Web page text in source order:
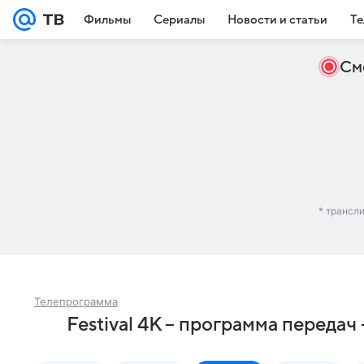
Фильмы Сериалы Новости и статьи
*
Телепрограмма
Festival 4K – программа